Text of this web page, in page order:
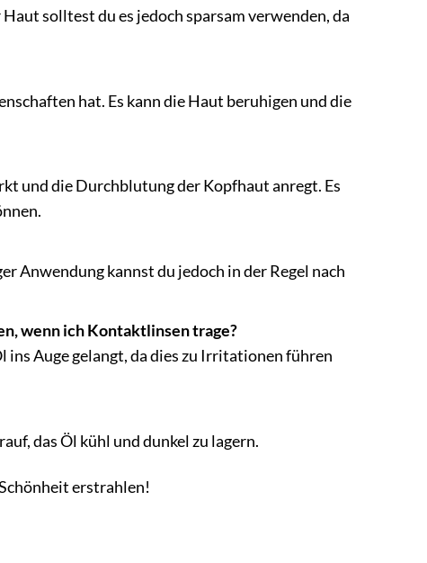
solltest du es jedoch sparsam verwenden, da
hat. Es kann die Haut beruhigen und die
und die Durchblutung der Kopfhaut anregt. Es
Anwendung kannst du jedoch in der Regel nach
wenn ich Kontaktlinsen trage?
ins Auge gelangt, da dies zu Irritationen führen
das Öl kühl und dunkel zu lagern.
erstrahlen!